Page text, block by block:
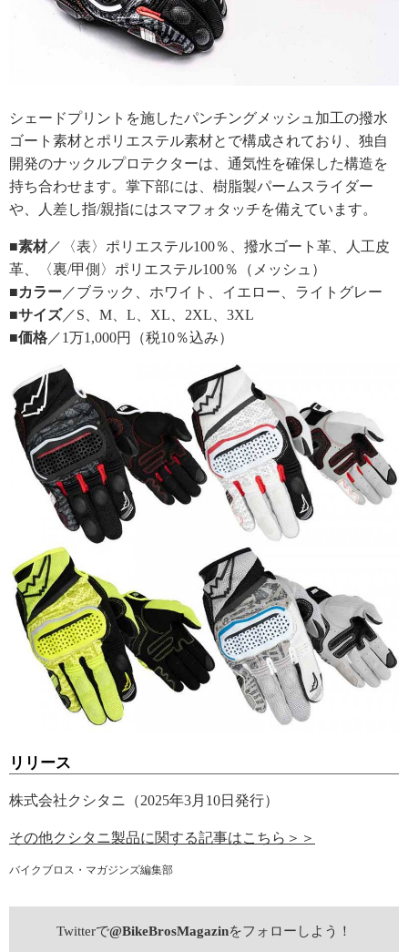
シェードプリントを施したパンチングメッシュ加工の撥水
ゴート素材とポリエステル素材とで構成されており、独自
開発のナックルプロテクターは、通気性を確保した構造を
持ち合わせます。掌下部には、樹脂製パームスライダー
や、人差し指/親指にはスマフォタッチを備えています。
■素材／〈表〉ポリエステル100％、撥水ゴート革、人工皮
革、〈裏/甲側〉ポリエステル100％（メッシュ）
■カラー ／ブラック、ホワイト、イエロー、ライトグレー
■サイズ／S、M、L、XL、2XL、3XL
■価格 ／1万1,000円（税10％込み）
リリース
株式会社クシタニ（2025年3月10日発行）
その他クシタニ製品に関する記事はこちら＞＞
バイクブロス・マガジンズ編集部
Twitterで@BikeBrosMagazinをフォローしよう！